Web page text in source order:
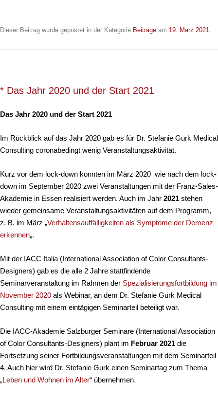
Dieser Beitrag wurde gepostet in der Kategorie Beiträge am 19. März 2021.
* Das Jahr 2020 und der Start 2021
Das Jahr 2020 und der Start 2021
Im Rückblick auf das Jahr 2020 gab es für Dr. Stefanie Gurk Medical
Consulting coronabedingt wenig Veranstaltungsaktivität.
Kurz vor dem lock-down konnten im März 2020 wie nach dem lock-
down im September 2020 zwei Veranstaltungen mit der Franz-Sales-
Akademie in Essen realisiert werden. Auch im Jahr 2021 stehen
wieder gemeinsame Veranstaltungsaktivitäten auf dem Programm,
z. B. im März „Verhaltensauffälligkeiten als Symptome der Demenz
erkennen„.
Mit der IACC Italia (International Association of Color Consultants-
Designers) gab es die alle 2 Jahre stattfindende
Seminarveranstaltung im Rahmen der Spezialisierungsfortbildung im
November 2020 als Webinar, an dem Dr. Stefanie Gurk Medical
Consulting mit einem eintägigen Seminarteil beteiligt war.
Die IACC-Akademie Salzburger Seminare (International Association
of Color Consultants-Designers) plant im Februar 2021 die
Fortsetzung seiner Fortbildungsveranstaltungen mit dem Seminarteil
4. Auch hier wird Dr. Stefanie Gurk einen Seminartag zum Thema
„Leben und Wohnen im Alter“ übernehmen.